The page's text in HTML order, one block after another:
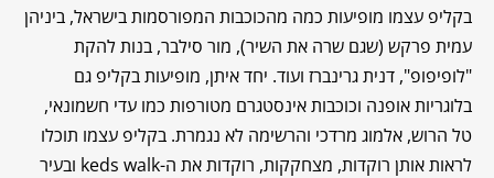
בקליפ עצמו מופיעות כמה מהכוכבות המפורסמות בישראל, ביניהן
עמית פרקש (שגם שרה את השיר), מור סילבר, בנות להקת
"לופיפופ", דנית גרינברז ועוד. יחד איתן, מופיעות בקליפ גם
בלוגריות אופנה וכוכבות אינסטגרם מטורפות כמו עדי חשמונאי,
טל הרוש, אלמוג מרדכי והרשימה לא נגמרת. בקליפ עצמו תוכלו
לראות אותן רוקדות, מצחקקות, רוקדות את ה-keds walk ובעיר